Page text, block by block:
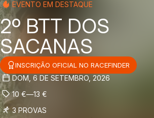
EVENTO EM DESTAQUE
2º BTT DOS
SACANAS
INSCRIÇÃO OFICIAL NO RACEFINDER
DOM, 6 DE SETEMBRO, 2026
10 €—13 €
3 PROVAS